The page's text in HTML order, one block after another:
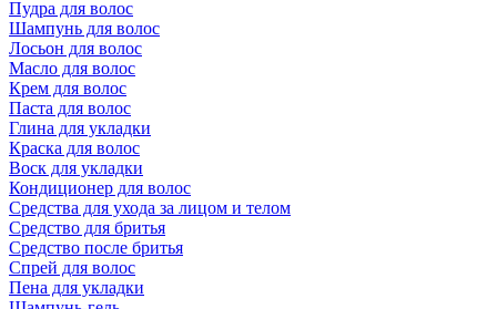
Пудра для волос
Шампунь для волос
Лосьон для волос
Масло для волос
Крем для волос
Паста для волос
Глина для укладки
Краска для волос
Воск для укладки
Кондиционер для волос
Средства для ухода за лицом и телом
Средство для бритья
Средство после бритья
Спрей для волос
Пена для укладки